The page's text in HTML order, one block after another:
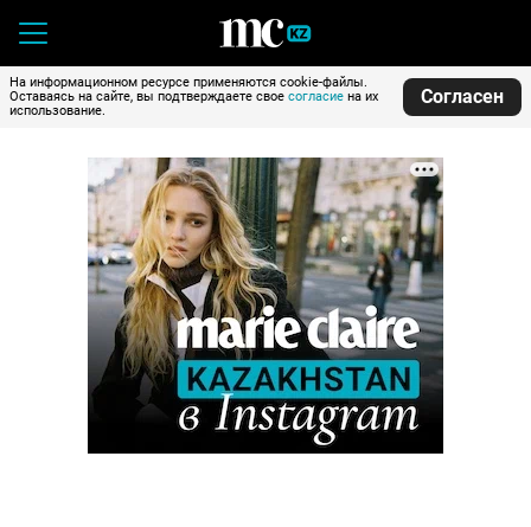
На информационном ресурсе применяются cookie-файлы.
Оставаясь на сайте, вы подтверждаете свое согласие на их
использование.
Согласен